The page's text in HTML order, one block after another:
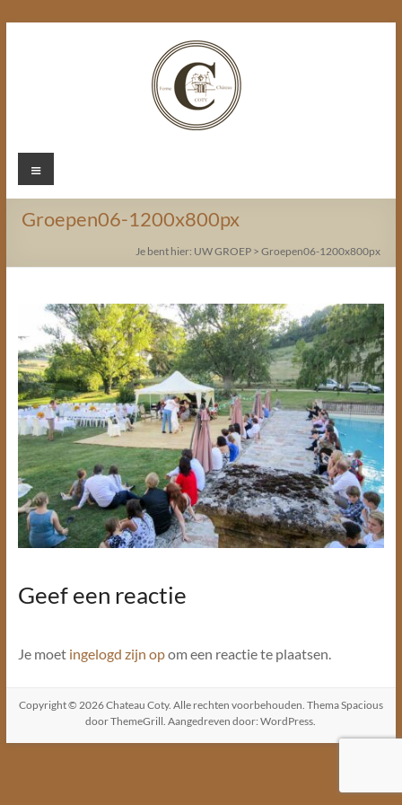
Chateau
Coty
Menu
Groepen06-1200x800px
Je bent hier: UW GROEP> Groepen06-1200x800px
Geef een reactie
Je moet ingelogd zijn opom een reactie te plaatsen.
Copyright © 2026Chateau Coty. Alle rechten voorbehouden. ThemaSpacious
door ThemeGrill. Aangedreven door:WordPress.